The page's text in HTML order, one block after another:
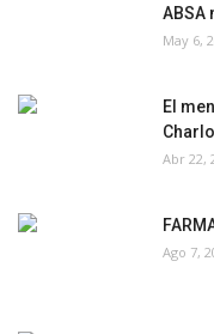
ABSA
May 6,
El
Abr 22,
Ago 7,